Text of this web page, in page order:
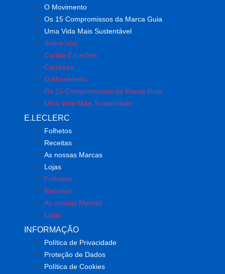
O Movimento
Os 15 Compromissos da Marca Guia
Uma Vida Mais Sustentável
Sobre nós
Cartão E-Leclerc
Carreiras
O Movimento
Os 15 Compromissos da Marca Guia
Uma Vida Mais Sustentável
E.LECLERC
Folhetos
Receitas
As nossas Marcas
Lojas
Folhetos
Receitas
As nossas Marcas
Lojas
INFORMAÇÃO
Política de Privacidade
Proteção de Dados
Política de Cookies